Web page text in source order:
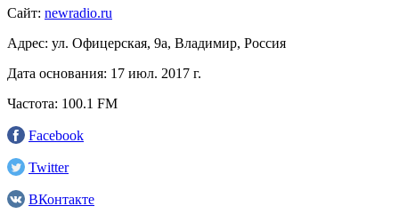
Сайт: newradio.ru
Адрес: ул. Офицерская, 9а, Владимир, Россия
Дата основания: 17 июл. 2017 г.
Частота: 100.1 FM
Facebook
Twitter
ВКонтакте